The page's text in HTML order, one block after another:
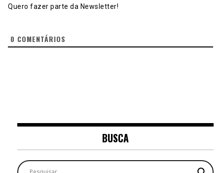
Quero fazer parte da Newsletter!
0 COMENTÁRIOS
BUSCA